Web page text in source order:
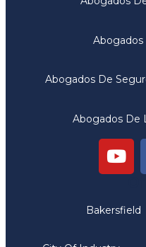
Abogados De
Abogados De
Bakersfield